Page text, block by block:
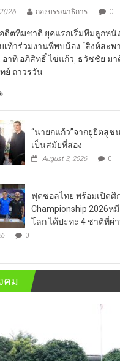
กองบรรณาธิการ 0
ดีตทีมชาติ ยุคแรกเริ่มทีมลูกหนัง
เท้าร่วมงานพี่พบน้อง “สิงห์สะพ
อาทิ อภิสิทธิ์ ไข่แก้ว, ธวัชชัย ม
ย์ ถาวรวัน
“นายกแก้ว”จากยูยิตสู
เป็นสมัยที่สอง
August 3, 2026 0
ฟุตซอลไทย พร้อมเปิดศึ
Championship 2026ห
โลก ได้ปะทะ 4 ชาติที่ผ่
0
คม